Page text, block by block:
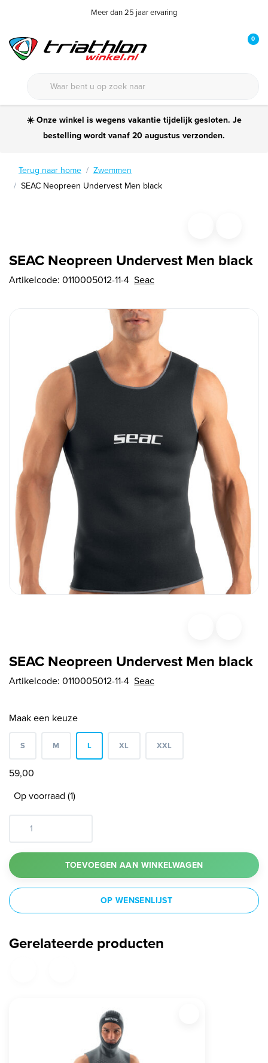
Meer dan 25 jaar ervaring
0
☀️ Onze winkel is wegens vakantie tijdelijk gesloten. Je
bestelling wordt vanaf 20 augustus verzonden.
Terug naar home
Zwemmen
SEAC Neopreen Undervest Men black
SEAC Neopreen Undervest Men black
Artikelcode: 0110005012-11-4 Seac
SEAC Neopreen Undervest Men black
Artikelcode: 0110005012-11-4 Seac
Maak een keuze
S M L XL XXL
59,00
Op voorraad (1)
TOEVOEGEN AAN WINKELWAGEN
OP WENSENLIJST
Gerelateerde producten